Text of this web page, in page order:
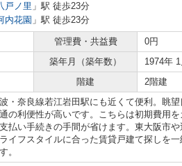
戸ノ里 」駅 徒歩23分
内花園 」駅 徒歩23分
管理費・共益費
0円
築年月（築年数）
1974年
階建 2階建
・奈良線若江岩田駅にも近くて便利。眺
の利便性が高いです。こちらは初期費用
払い手続きの手間が省けます。東大阪市
イフスタイルに合った賃貸戸建て探しを一
。